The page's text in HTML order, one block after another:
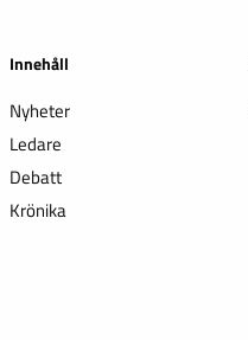
Innehåll
Nyheter
Ledare
Debatt
Krönika